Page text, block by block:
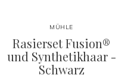
MÜHLE
Rasierset Fusion®
und Synthetikhaar -
Schwarz